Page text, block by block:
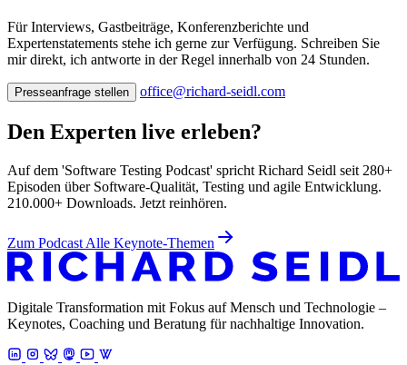
Für Interviews, Gastbeiträge, Konferenzberichte und
Expertenstatements stehe ich gerne zur Verfügung. Schreiben Sie
mir direkt, ich antworte in der Regel innerhalb von 24 Stunden.
Presseanfrage stellen office@richard-seidl.com
Den Experten live erleben?
Auf dem 'Software Testing Podcast' spricht Richard Seidl seit 280+
Episoden über Software-Qualität, Testing und agile Entwicklung.
210.000+ Downloads. Jetzt reinhören.
Zum Podcast Alle Keynote-Themen
Digitale Transformation mit Fokus auf Mensch und Technologie –
Keynotes, Coaching und Beratung für nachhaltige Innovation.